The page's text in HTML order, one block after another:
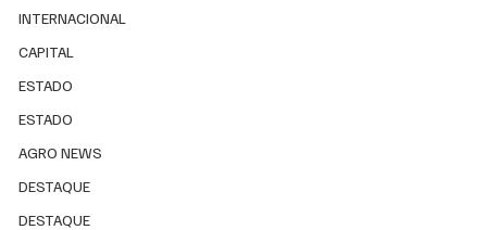
INTERNACIONAL
CAPITAL
ESTADO
ESTADO
AGRO NEWS
DESTAQUE
DESTAQUE